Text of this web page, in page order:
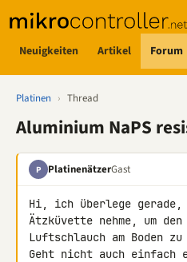
Neuigkeiten Artikel Forum
Platinen › Thread
Aluminium NaPS
P PlatinenätzerGast
Hi, ich überlege gerade,
Ätzküvette nehme, um den
Luftschlauch am Boden
Geht nicht auch einfach